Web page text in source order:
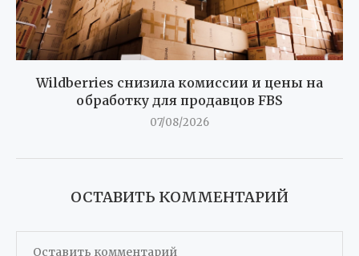
Wildberries снизила комиссии и цены на
обработку для продавцов FBS
07/08/2026
ОСТАВИТЬ КОММЕНТАРИЙ